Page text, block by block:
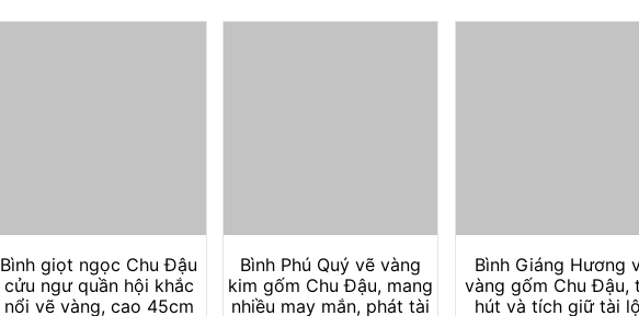
Bình giọt ngọc Chu Đậu
cửu ngư quần hội khắc
nổi vẽ vàng, cao 45cm
Bình Phú Quý vẽ vàng
kim gốm Chu Đậu, mang
nhiều may mắn, phát tài
Bình Giáng Hương
vàng gốm Chu Đậu,
hút và tích giữ tài